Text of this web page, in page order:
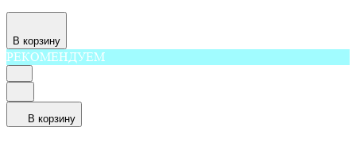
В корзину
РЕКОМЕНДУЕМ
В корзину